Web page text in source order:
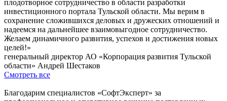
плодотворное сотрудничество в области разработки
инвестиционного портала Тульской области. Мы верим в
сохранение сложившихся деловых и дружеских отношений и
надеемся на дальнейшее взаимовыгодное сотрудничество.
Желаем динамичного развития, успехов и достижения новых
целей!»
генеральный директор АО «Корпорация развития Тульской
области» Андрей Шестаков
Смотреть все
Благодарим специалистов «СофтЭксперт» за